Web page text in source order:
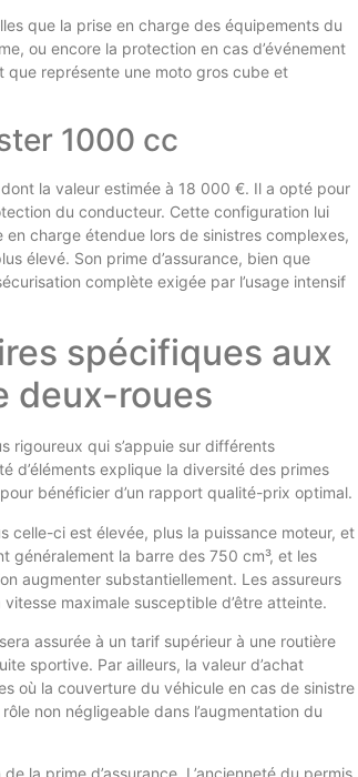
que la prise en charge des équipements du
ou encore la protection en cas d’événement
que représente une moto gros cube et
1000 cc
la valeur estimée à 18 000 €. Il a opté pour
du conducteur. Cette configuration lui
en charge étendue lors de sinistres complexes,
élevé. Son prime d’assurance, bien que
complète exigée par l’usage intensif
spécifiques aux
deux-roues
rigoureux qui s’appuie sur différents
d’éléments explique la diversité des primes
bénéficier d’un rapport qualité-prix optimal.
celle-ci est élevée, plus la puissance moteur, et
généralement la barre des 750 cm³, et les
augmenter substantiellement. Les assureurs
maximale susceptible d’être atteinte.
assurée à un tarif supérieur à une routière
sportive. Par ailleurs, la valeur d’achat
où la couverture du véhicule en cas de sinistre
non négligeable dans l’augmentation du